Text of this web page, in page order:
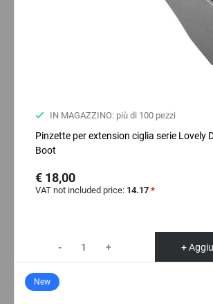
IN MAGAZZINO: più di 100 pezzi
Pinzette per extension ciglia serie Lovely
Boot
€ 18,00
VAT not included price: 14.17 *
- + +
New